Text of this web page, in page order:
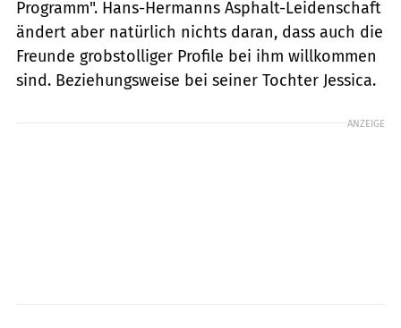
Programm". Hans-Hermanns Asphalt-Leidenschaft
ändert aber natürlich nichts daran, dass auch die
Freunde grobstolliger Profile bei ihm willkommen
sind. Beziehungsweise bei seiner Tochter Jessica.
ANZEIGE